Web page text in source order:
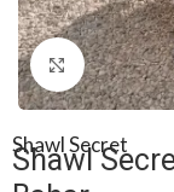
Click to
Shawl Secret
Shawl